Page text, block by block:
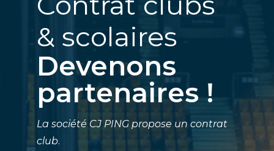
& scolaires
Devenons
partenaires !
La société CJ PING propose un contrat
club.